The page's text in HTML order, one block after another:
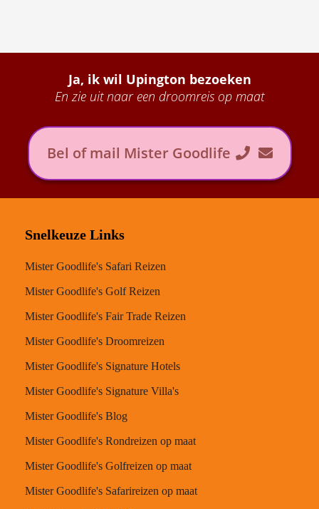
Ja, ik wil Upington bezoeken
En zie uit naar een droomreis op maat
Bel of mail Mister Goodlife
Snelkeuze Links
Mister Goodlife's Safari Reizen
Mister Goodlife's Golf Reizen
Mister Goodlife's Fair Trade Reizen
Mister Goodlife's Droomreizen
Mister Goodlife's Signature Hotels
Mister Goodlife's Signature Villa's
Mister Goodlife's Blog
Mister Goodlife's Rondreizen op maat
Mister Goodlife's Golfreizen op maat
Mister Goodlife's Safarireizen op maat